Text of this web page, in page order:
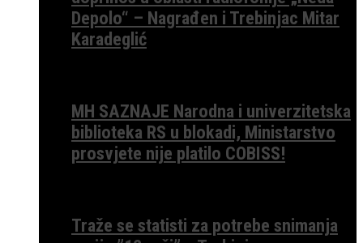
Depolo“ – Nagrađen i Trebinjac Mitar
Karadeglić
MH SAZNAJE Narodna i univerzitetska
biblioteka RS u blokadi, Ministarstvo
prosvjete nije platilo COBISS!
Traže se statisti za potrebe snimanja